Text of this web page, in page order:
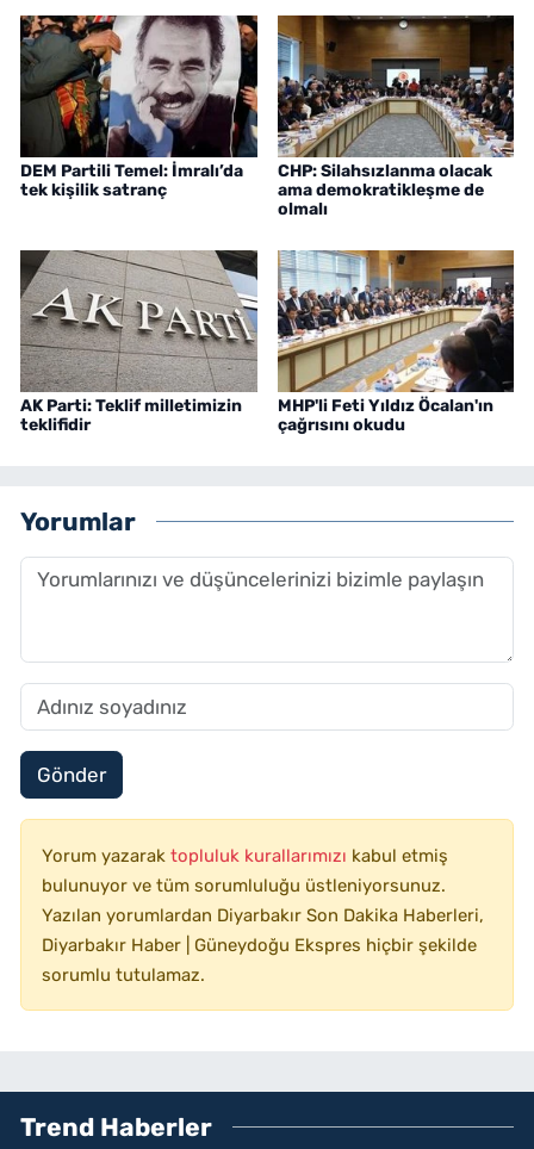
DEM Partili Temel: İmralı’da
tek kişilik satranç
CHP: Silahsızlanma olacak
ama demokratikleşme de
olmalı
AK Parti: Teklif milletimizin
teklifidir
MHP'li Feti Yıldız Öcalan'ın
çağrısını okudu
Yorumlar
Gönder
Yorum yazarak topluluk kurallarımızı kabul etmiş
bulunuyor ve tüm sorumluluğu üstleniyorsunuz.
Yazılan yorumlardan Diyarbakır Son Dakika Haberleri,
Diyarbakır Haber | Güneydoğu Ekspres hiçbir şekilde
sorumlu tutulamaz.
Trend Haberler